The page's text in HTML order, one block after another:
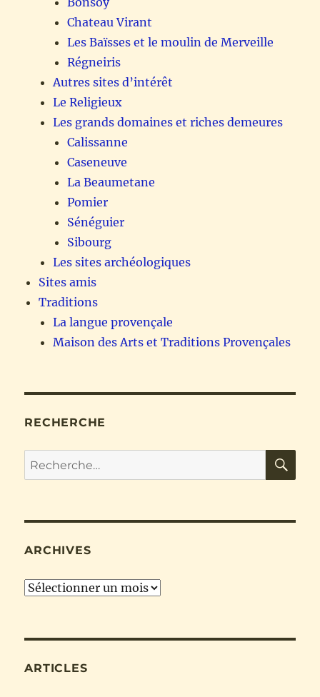
Chateau Virant
Les Baïsses et le moulin de Merveille
Régneiris
Autres sites d’intérêt
Le Religieux
Les grands domaines et riches demeures
Calissanne
Caseneuve
La Beaumetane
Pomier
Sénéguier
Sibourg
Les sites archéologiques
Sites amis
Traditions
La langue provençale
Maison des Arts et Traditions Provençales
RECHERCHE
Recherche
pour :
ARCHIVES
Archives
ARTICLES